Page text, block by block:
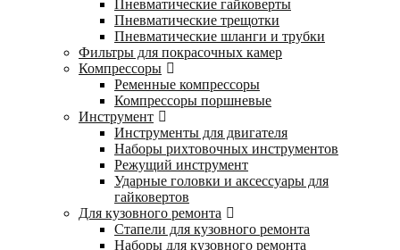
Пневматические гайковерты
Пневматические трещотки
Пневматические шланги и трубки
Фильтры для покрасочных камер
Компрессоры
Ременные компрессоры
Компрессоры поршневые
Инструмент
Инструменты для двигателя
Наборы рихтовочных инструментов
Режущий инструмент
Ударные головки и аксессуары для
гайковертов
Для кузовного ремонта
Стапели для кузовного ремонта
Наборы для кузовного ремонта